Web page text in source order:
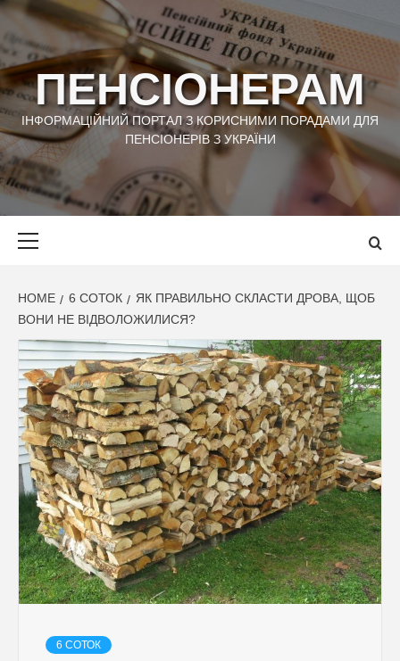
Skip
to
content
ПЕНСІОНЕРАМ
ІНФОРМАЦІЙНИЙ ПОРТАЛ З КОРИСНИМИ ПОРАДАМИ ДЛЯ
ПЕНСІОНЕРІВ З УКРАЇНИ
HOME 6 СОТОК
ЯК ПРАВИЛЬНО СКЛАСТИ ДРОВА, ЩОБ
ВОНИ НЕ ВІДВОЛОЖИЛИСЯ?
6 СОТОК